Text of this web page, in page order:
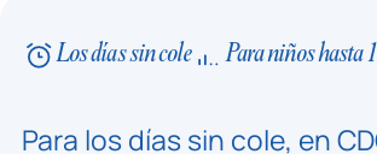
Los días sin cole Para niños hasta
Para los días sin cole, en